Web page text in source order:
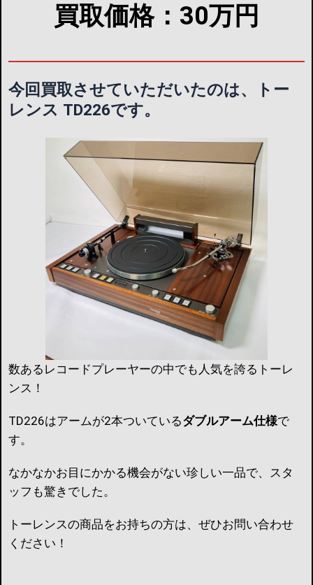
買取価格：30万円
今回買取させていただいたのは、
トー
レンス TD226です。
数あるレコードプレーヤーの中でも人気を誇るトーレ
ンス！
TD226はアームが2本ついているダブルアーム仕様で
す。
なかなかお目にかかる機会がない珍しい一品で、スタ
ッフも驚きでした。
トーレンスの商品をお持ちの方は、ぜひお問い合わせ
ください！